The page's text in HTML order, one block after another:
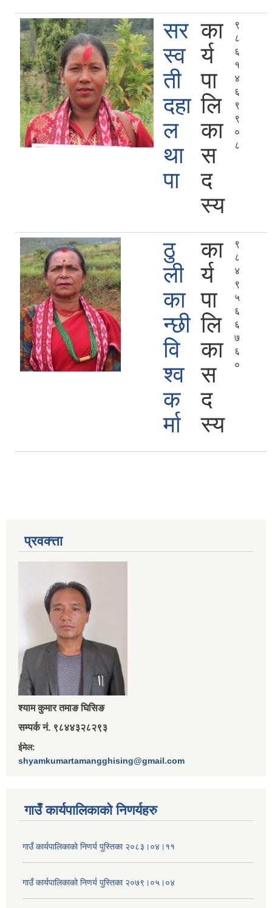
सर
स्व
ती
दहा
ल
था
पा
का
र्य
पा
लि
का
स
द
स्य
९
८
६
१
४
६
९
९
०
८
ठु
ली
का
न्छी
वि
श्‍व
क
र्मा
का
र्य
पा
लि
का
स
द
स्य
९
८
४
९
५
६
६
७
६
०
प्रवक्त्ता
श्‍याम कुमार तमाङ घिसिङ
सम्पर्क नं. ९८४४३२८२९३
ईमेल:
shyamkumartamangghising@gmail.com
गाउँ कार्यपालिकाकाे निणर्यहरु
गाउँ कार्यपालिकाको निणर्य पुस्तिका २०८३।०४।११
गाउँ कार्यपालिकाको निणर्य पुस्तिका २०७९।०५।०४